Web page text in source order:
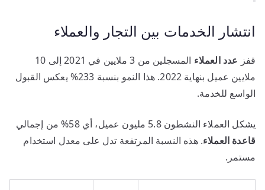
انتشار الخدمات بين التجار والعملاء
قفز عدد العملاء
المسجلين من 3 ملايين في 2021 إلى 10
ملايين عميل بنهاية 2022. هذا النمو بنسبة 233% يعكس القبول
الواسع للخدمة.
يشكل العملاء النشطون 5.8 مليون عميل، أي 58% من إجمالي
قاعدة العملاء. هذه النسبة المرتفعة تدل على معدل استخدام
مستمر.